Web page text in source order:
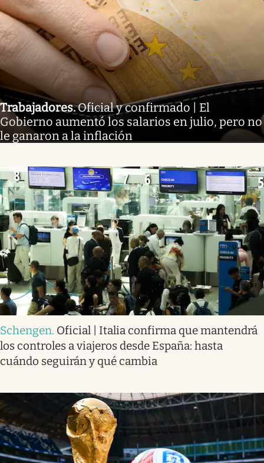
Trabajadores.Oficial y confirmado | El
Gobierno aumentó los salarios en julio, pero no
le ganaron a la inflación
Schengen. Oficial | Italia confirma que mantendrá
los controles a viajeros desde España: hasta
cuándo seguirán y qué cambia